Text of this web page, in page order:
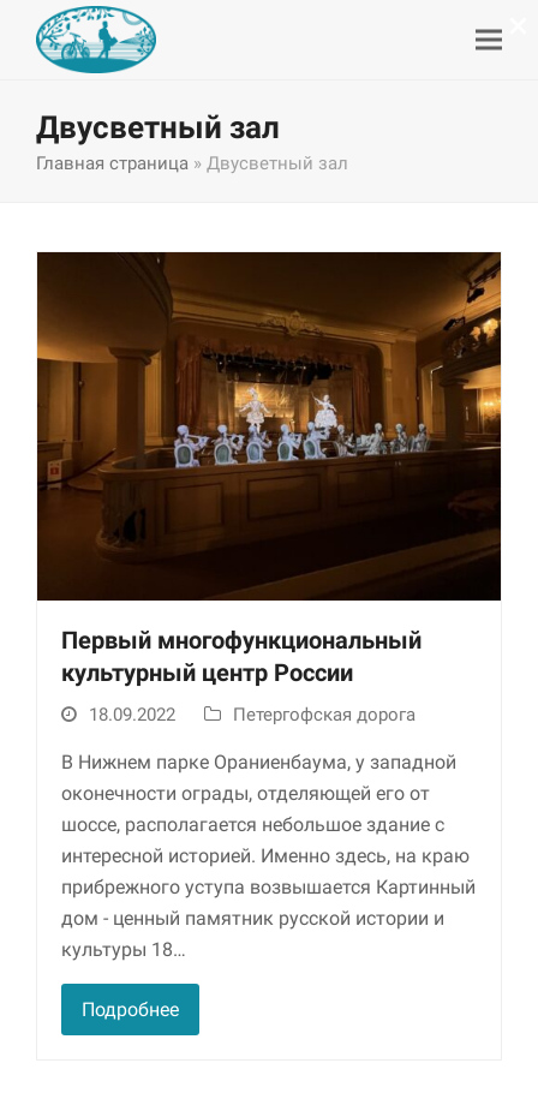
Двусветный зал
Главная страница » Двусветный зал
Первый многофункциональный
культурный центр России
18.09.2022 Петергофская дорога
В Нижнем парке Ораниенбаума, у западной
оконечности ограды, отделяющей его от
шоссе, располагается небольшое здание с
интересной историей. Именно здесь, на краю
прибрежного уступа возвышается Картинный
дом - ценный па­мятник русской истории и
культуры 18…
Подробнее
Необходимые
Использование
этих файлов cookie
обязательно. Они
необходимы для
функционирования